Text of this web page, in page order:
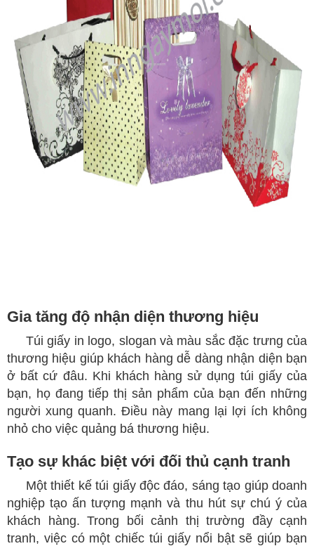
Gia tăng độ nhận diện thương hiệu
Túi giấy in logo, slogan và màu sắc đặc trưng của
thương hiệu giúp khách hàng dễ dàng nhận diện bạn
ở bất cứ đâu. Khi khách hàng sử dụng túi giấy của
bạn, họ đang tiếp thị sản phẩm của bạn đến những
người xung quanh. Điều này mang lại lợi ích không
nhỏ cho việc quảng bá thương hiệu.
Tạo sự khác biệt với đối thủ cạnh tranh
Một thiết kế túi giấy độc đáo, sáng tạo giúp doanh
nghiệp tạo ấn tượng mạnh và thu hút sự chú ý của
khách hàng. Trong bối cảnh thị trường đầy cạnh
tranh, việc có một chiếc túi giấy nổi bật sẽ giúp bạn